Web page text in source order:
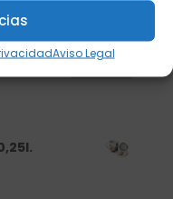
Aviso Legal
Buscar